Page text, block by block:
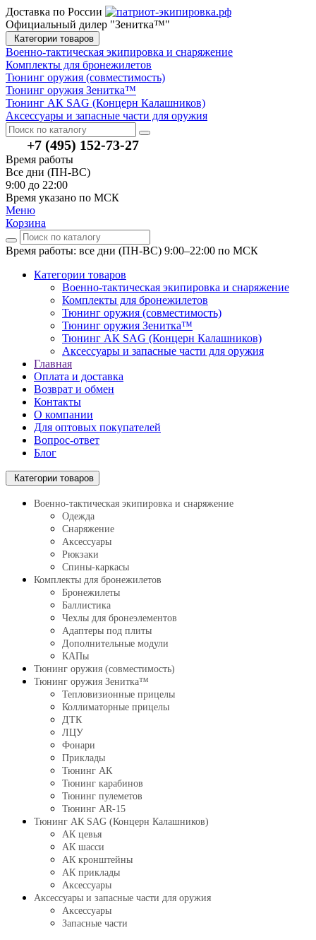
Доставка по России
Официальный дилер "Зенитка™"
Категории товаров
Военно-тактическая экипировка и снаряжение
Комплекты для бронежилетов
Тюнинг оружия (совместимость)
Тюнинг оружия Зенитка™
Тюнинг АК SAG (Концерн Калашников)
Аксессуары и запасные части для оружия
+7 (495) 152-73-27
Время работы
Все дни (ПН-ВС)
9:00 до 22:00
Время указано по МСК
Меню
Корзина
Время работы: все дни (ПН-ВС) 9:00–22:00 по МСК
Категории товаров
Военно-тактическая экипировка и снаряжение
Комплекты для бронежилетов
Тюнинг оружия (совместимость)
Тюнинг оружия Зенитка™
Тюнинг АК SAG (Концерн Калашников)
Аксессуары и запасные части для оружия
Главная
Оплата и доставка
Возврат и обмен
Контакты
О компании
Для оптовых покупателей
Вопрос-ответ
Блог
Категории товаров
Военно-тактическая экипировка и снаряжение
Одежда
Снаряжение
Аксессуары
Рюкзаки
Спины-каркасы
Комплекты для бронежилетов
Бронежилеты
Баллистика
Чехлы для бронеэлементов
Адаптеры под плиты
Дополнительные модули
КАПы
Тюнинг оружия (совместимость)
Тюнинг оружия Зенитка™
Тепловизионные прицелы
Коллиматорные прицелы
ДТК
ЛЦУ
Фонари
Приклады
Тюнинг АК
Тюнинг карабинов
Тюнинг пулеметов
Тюнинг AR-15
Тюнинг АК SAG (Концерн Калашников)
АК цевья
АК шасси
АК кронштейны
АК приклады
Аксессуары
Аксессуары и запасные части для оружия
Аксессуары
Запасные части